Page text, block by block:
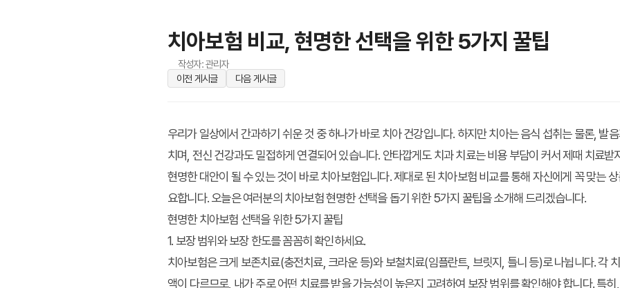
치아보험 비교, 현명한 선택을 위한 5가지 꿀팁
작성자: 관리자
이전 게시글
다음 게시글
우리가 일상에서 간과하기 쉬운 것 중 하나가 바로 치아 건강입니다. 하지만 치아는 음식 섭취는 물론, 발
치며, 전신 건강과도 밀접하게 연결되어 있습니다. 안타깝게도 치과 치료는 비용 부담이 커서 제때 치료받
현명한 대안이 될 수 있는 것이 바로치아보험입니다. 제대로 된치아보험 비교를 통해 자신에게 꼭 맞는
요합니다. 오늘은 여러분의 치아보험 현명한 선택을 돕기 위한 5가지 꿀팁을 소개해 드리겠습니다.
현명한 치아보험 선택을 위한 5가지 꿀팁
1. 보장 범위와 보장 한도를 꼼꼼히 확인하세요.
치아보험은 크게 보존치료(충전치료, 크라운 등)와 보철치료(임플란트, 브릿지, 틀니 등)로 나뉩니다. 각
액이 다르므로, 내가 주로 어떤 치료를 받을 가능성이 높은지 고려하여 보장 범위를 확인해야 합니다. 특